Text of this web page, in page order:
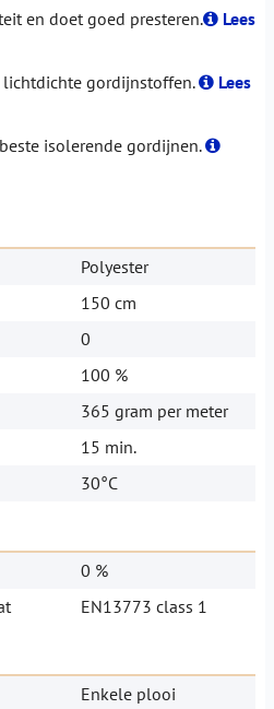
en doet goed presteren.
Lees
lichtdichte gordijnstoffen.
Lees
isolerende gordijnen.
Polyester
150 cm
0
100 %
365 gram per meter
15 min.
30°C
0 %
EN13773 class 1
Enkele plooi